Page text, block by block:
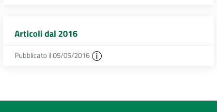
Articoli dal 2016
Pubblicato il 05/05/2016